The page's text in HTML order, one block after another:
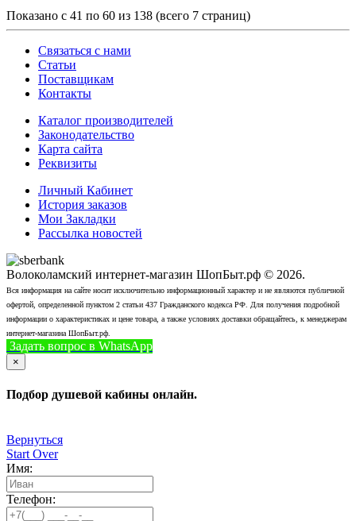
Показано с 41 по 60 из 138 (всего 7 страниц)
Связаться с нами
Статьи
Поставщикам
Контакты
Каталог производителей
Законодательство
Карта сайта
Реквизиты
Личный Кабинет
История заказов
Мои Закладки
Рассылка новостей
Волоколамский интернет-магазин ШопБыт.рф © 2026.
Вся информация на сайте носит исключительно информационный характер и не являются публичной
офертой, определенной пунктом 2 статьи 437 Гражданского кодекса РФ. Для получения подробной
информации о характеристиках и цене товара, а также условиях доставки обращайтесь, к менеджерам
интернет-магазина ШопБыт.рф.
Задать вопрос в WhatsApp
×
Подбор душевой кабины онлайн.
Вернуться
Start Over
Имя:
Телефон: